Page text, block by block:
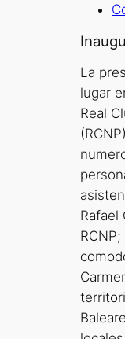
La
lugar
Real
Rafael